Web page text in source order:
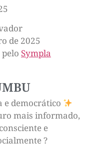
de 2025
Sympla
democrático
mais informado,
e
?